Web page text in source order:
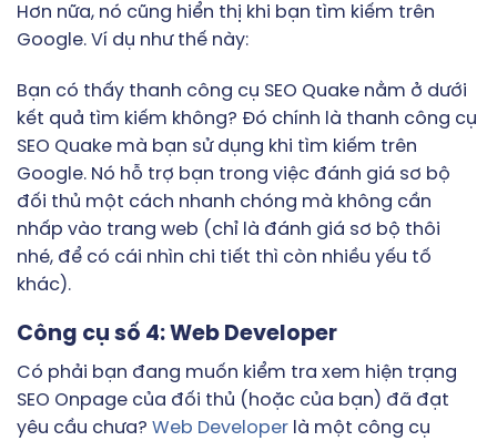
Hơn nữa, nó cũng hiển thị khi bạn tìm kiếm trên
Google. Ví dụ như thế này:
Bạn có thấy thanh công cụ SEO Quake nằm ở dưới
kết quả tìm kiếm không? Đó chính là thanh công cụ
SEO Quake mà bạn sử dụng khi tìm kiếm trên
Google. Nó hỗ trợ bạn trong việc đánh giá sơ bộ
đối thủ một cách nhanh chóng mà không cần
nhấp vào trang web (chỉ là đánh giá sơ bộ thôi
nhé, để có cái nhìn chi tiết thì còn nhiều yếu tố
khác).
Công cụ số 4: Web Developer
Có phải bạn đang muốn kiểm tra xem hiện trạng
SEO Onpage của đối thủ (hoặc của bạn) đã đạt
yêu cầu chưa? Web Developer là một công cụ